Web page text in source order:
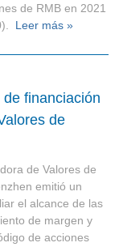
de RMB en 2021
Leer más »
financiación
de
de Valores de
emitió un
el alcance de las
de margen y
de acciones